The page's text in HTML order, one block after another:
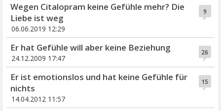
9
Wegen Citalopram keine Gefühle mehr? Die
Liebe ist weg
06.06.2019 12:29
26
Er hat Gefühle will aber keine Beziehung
24.12.2009 17:47
15
Er ist emotionslos und hat keine Gefühle für
nichts
14.04.2012 11:57